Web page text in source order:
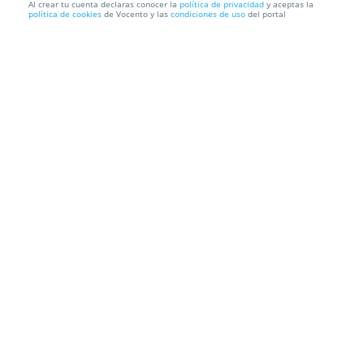
Educa a tu perro ¡adiestramiento canino!
Al crear tu cuenta declaras conocer la política de privacidad y aceptas la
política de cookies de Vocento y las condiciones de uso del portal